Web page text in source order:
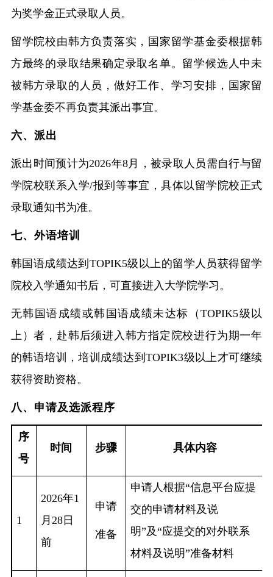
为奖学金正式录取人员。
留学院校由韩方负责落实，国家留学基金委根据韩
方最终的录取结果确定录取名单。留学候选人中未
被韩方录取的人员，做好工作、学习安排，国家留
学基金委不再负责其派出事宜。
六、派出
派出时间预计为2026年8月，被录取人员需自行与留
学院校联系入学/报到等事宜，具体以留学院校正式
录取通知书为准。
七、外语培训
韩国语成绩达到 TOPIK5级以上的留学人员获得留学
院校入学通知书后，可直接进入大学院学习。
无韩国语成绩或韩国语成绩未达标（TOPIK5级以
上）者，赴韩后须进入韩方指定院校进行为期一年
的韩语培训，培训成绩达到TOPIK3级以上才可继续
获得资助资格。
八、申请及选派程序
序
号
时间 步骤 具体内容
1
2026年1
月28日
前
申请
准备
申请人根据“信息平台应提
交的申请材料及说
明”及“应提交的对外联系
材料及说明”准备材料